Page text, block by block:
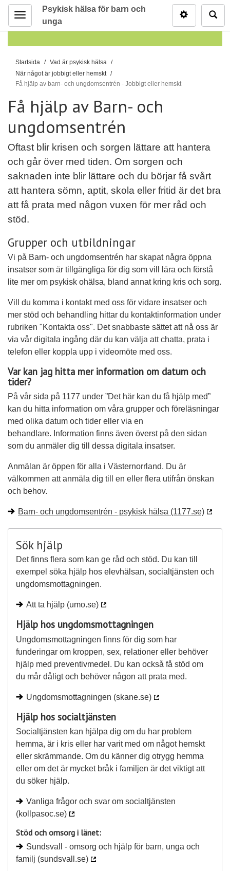
Meny
Psykisk hälsa för barn och
unga
D
u
ä
r
h
ä
r
:
Startsida
Vad är psykisk hälsa
När något är jobbigt eller hemskt
Få hjälp av barn- och ungdomsentrén - Jobbigt eller hemskt
Få hjälp av Barn- och
ungdomsentrén
Oftast blir krisen och sorgen lättare att hantera
och går över med tiden. Om sorgen och
saknaden inte blir lättare och du börjar få svårt
att hantera sömn, aptit, skola eller fritid är det bra
att få prata med någon vuxen för mer råd och
stöd.
Grupper och utbildningar
Vi på Barn- och ungdomsentrén har skapat några öppna
insatser som är tillgängliga för dig som vill lära och förstå
lite mer om psykisk ohälsa, bland annat kring kris och sorg.
Vill du komma i kontakt med oss för vidare insatser och
mer stöd och behandling hittar du kontaktinformation under
rubriken "Kontakta oss". Det snabbaste sättet att nå oss är
via vår digitala ingång där du kan välja att chatta, prata i
telefon eller koppla upp i videomöte med oss.
Var kan jag hitta mer information om datum och
tider?
På vår sida på 1177 under ”Det här kan du få hjälp med”
kan du hitta information om våra grupper och föreläsningar
med olika datum och tider eller via en
behandlare. Information finns även överst på den sidan
som du anmäler dig till dessa digitala insatser.
Anmälan är öppen för alla i Västernorrland. Du är
välkommen att anmäla dig till en eller flera utifrån önskan
och behov.
Barn- och ungdomsentrén - psykisk hälsa (1177.se)
Sök hjälp
Det finns flera som kan ge råd och stöd. Du kan till
exempel söka hjälp hos elevhälsan, socialtjänsten och
ungdomsmottagningen.
Att ta hjälp (umo.se)
Hjälp hos ungdomsmottagningen
Ungdomsmottagningen finns för dig som har
funderingar om kroppen, sex, relationer eller behöver
hjälp med preventivmedel. Du kan också få stöd om
du mår dåligt och behöver någon att prata med.
Ungdomsmottagningen (skane.se)
Hjälp hos socialtjänsten
Socialtjänsten kan hjälpa dig om du har problem
hemma, är i kris eller har varit med om något hemskt
eller skrämmande. Om du känner dig otrygg hemma
eller om det är mycket bråk i familjen är det viktigt att
du söker hjälp.
Vanliga frågor och svar om socialtjänsten
(kollpasoc.se)
Stöd och omsorg i länet:
Sundsvall - omsorg och hjälp för barn, unga och
familj (sundsvall.se)